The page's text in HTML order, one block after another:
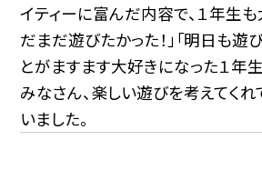
イティーに富んだ内容で、１年生も
だまだ遊びたかった！」「明日も遊
とがますます大好きになった１年
みなさん、楽しい遊びを考えてく
いました。